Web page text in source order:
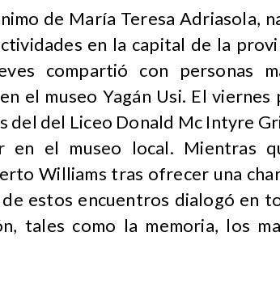
de María Teresa Adriasola,
en la capital de la
compartió con personas
el museo Yagán Usi. El viernes
del del Liceo Donald Mc Intyre
el museo local. Mientras
Williams tras ofrecer una
de estos encuentros dialogó en
tales como la memoria, los